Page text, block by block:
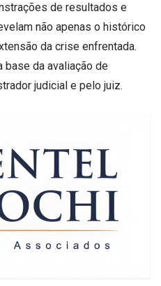
de resultados e
não apenas o histórico
da crise enfrentada.
base da avaliação de
judicial e pelo juiz.